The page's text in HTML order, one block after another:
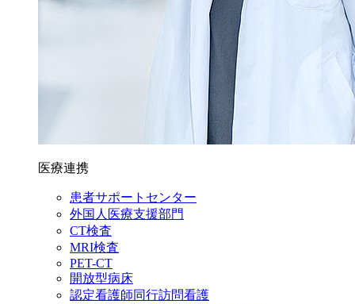
医療連携
患者サポートセンター
外国人医療支援部門
CT検査
MRI検査
PET-CT
開放型病床
認定看護師同行訪問看護